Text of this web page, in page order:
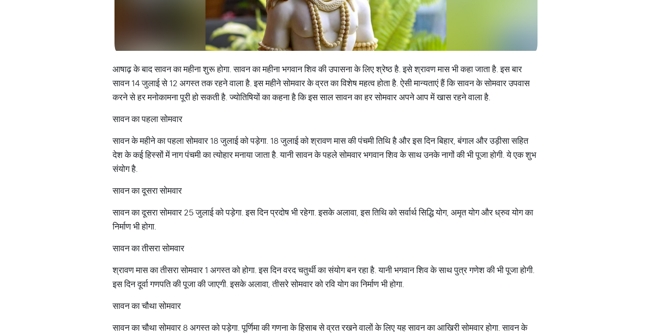
आषाढ़ के बाद सावन का महीना शुरू होगा. सावन का महीना भगवान शिव की उपासना के लिए श्रेष्ठ है. इसे श्रावण मास भी कहा जाता है. इस बार
सावन 14 जुलाई से 12 अगस्त तक रहने वाला है. इस महीने सोमवार के व्रत का विशेष महत्व होता है. ऐसी मान्यताएं हैं कि सावन के सोमवार उपवास
करने से हर मनोकामना पूरी हो सकती है. ज्योतिषियों का कहना है कि इस साल सावन का हर सोमवार अपने आप में खास रहने वाला है.
सावन का पहला सोमवार
सावन के महीने का पहला सोमवार 18 जुलाई को पड़ेगा. 18 जुलाई को श्रावण मास की पंचमी तिथि है और इस दिन बिहार, बंगाल और उड़ीसा सहित
देश के कई हिस्सों में नाग पंचमी का त्योहार मनाया जाता है. यानी सावन के पहले सोमवार भगवान शिव के साथ उनके नागों की भी पूजा होगी. ये एक शुभ
संयोग है.
सावन का दूसरा सोमवार
सावन का दूसरा सोमवार 25 जुलाई को पड़ेगा. इस दिन प्रदोष भी रहेगा. इसके अलावा, इस तिथि को सर्वार्थ सिद्धि योग, अमृत योग और ध्रुव योग का
निर्माण भी होगा.
सावन का तीसरा सोमवार
श्रावण मास का तीसरा सोमवार 1 अगस्त को होगा. इस दिन वरद चतुर्थी का संयोग बन रहा है. यानी भगवान शिव के साथ पुत्र गणेश की भी पूजा होगी.
इस दिन दूर्वा गणपति की पूजा की जाएगी. इसके अलावा, तीसरे सोमवार को रवि योग का निर्माण भी होगा.
सावन का चौथा सोमवार
सावन का चौथा सोमवार 8 अगस्त को पड़ेगा. पूर्णिमा की गणना के हिसाब से व्रत रखने वालों के लिए यह सावन का आखिरी सोमवार होगा. सावन के